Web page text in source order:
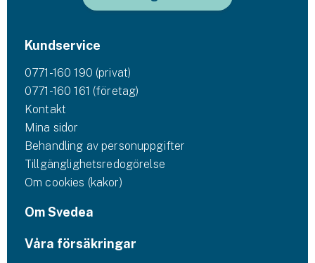
Kundservice
0771-160 190 (privat)
0771-160 161 (företag)
Kontakt
Mina sidor
Behandling av personuppgifter
Tillgänglighetsredogörelse
Om cookies (kakor)
Om Svedea
Våra försäkringar